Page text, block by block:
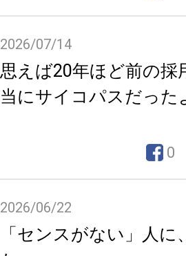
2026/07/14
思えば20年ほど前の採
当にサイコパスだった
0
2026/06/22
「センスがない」人